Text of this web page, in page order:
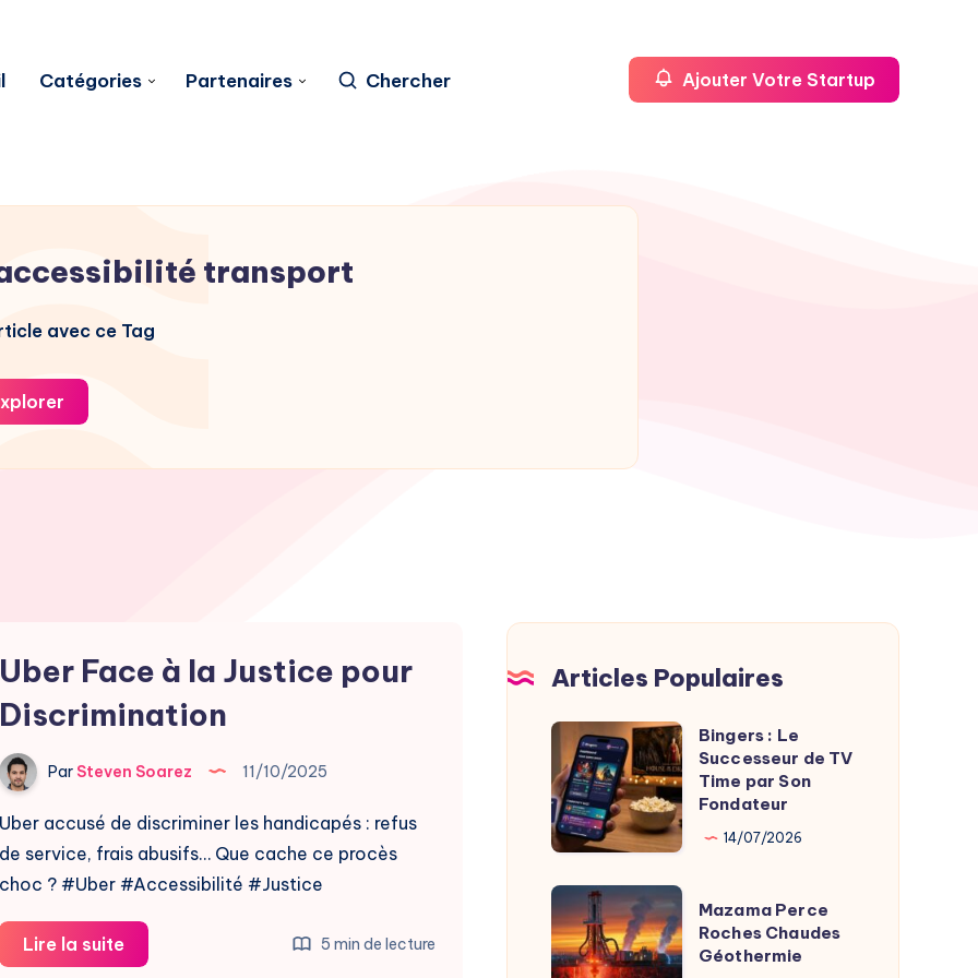
Catégories Partenaires Chercher Ajouter Votre Startup
transport
avec ce Tag
Uber Face à la Justice pour
Discrimination
Par Steven Soarez 11/10/2025
Uber accusé de discriminer les handicapés : refus
de service, frais abusifs… Que cache ce procès
choc ? #Uber #Accessibilité #Justice
Lire la suiteUber
5 min de lecture
Articles Populaires
Bingers
Le
Successeur
de
TV
Time
par
Bingers : Le
Successeur de TV
Time par Son
Fondateur
14/07/2026
Mazama
Perce
Roches
Mazama Perce
Roches Chaudes
Géothermie